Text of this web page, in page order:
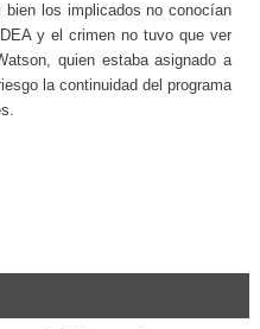
los implicados no conocían
y el crimen no tuvo que ver
quien estaba asignado a
la continuidad del programa